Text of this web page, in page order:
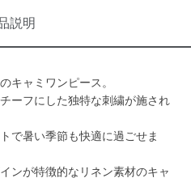
説明
キャミワンピース。
ーフにした独特な刺繍が施され
で暑い季節も快適に過ごせま
ンが特徴的なリネン素材のキャ